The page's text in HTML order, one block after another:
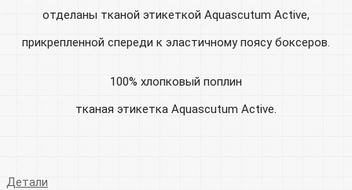
отделаны тканой этикеткой Aquascutum Active,
прикрепленной спереди к эластичному поясу боксеров.
100% хлопковый поплин
тканая этикетка Aquascutum Active.
Детали